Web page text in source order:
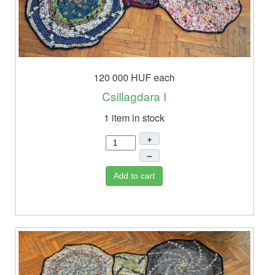
120 000 HUFeach
Csillagdara I
1 item in stock
+
–
Add to cart